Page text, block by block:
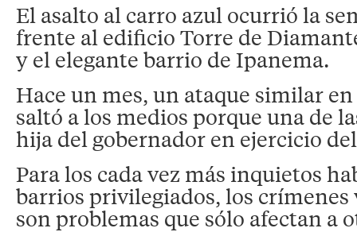
El asalto al carro azul ocurrió la
frente al edificio Torre de
y el elegante barrio de Ipanema.
Hace un mes, un ataque similar
saltó a los medios porque una de
hija del gobernador en ejercicio
Para los cada vez más inquietos
barrios privilegiados, los crímenes
son problemas que sólo afectan a